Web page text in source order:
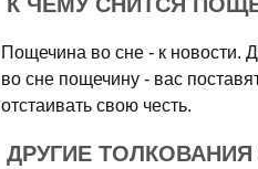
Пощечина во сне - к новости.
во сне пощечину - вас
отстаивать свою честь.
ДРУГИЕ